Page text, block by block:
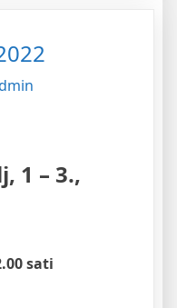
1 – 3.,
sati